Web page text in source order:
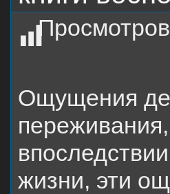
Ощущения
жизни, эти